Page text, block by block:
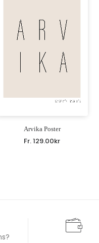
Arvika Poster
Fr.129.00kr